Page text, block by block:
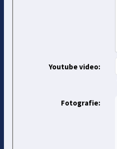
Youtube video:
Fotografie: